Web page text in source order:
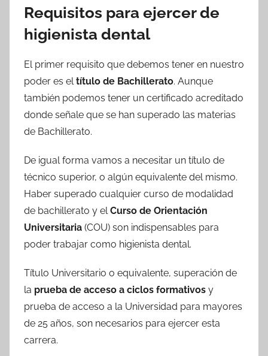
Requisitos para ejercer de
higienista dental
El primer requisito que debemos tener en nuestro
poder es eltítulo de Bachillerato. Aunque
también podemos tener un certificado acreditado
donde señale que se han superado las materias
de Bachillerato.
De igual forma vamos a necesitar un título de
técnico superior, o algún equivalente del mismo.
Haber superado cualquier curso de modalidad
de bachillerato y elCurso de Orientación
Universitaria (COU) son indispensables para
poder trabajar como higienista dental.
Título Universitario o equivalente, superación de
la prueba de acceso a ciclos formativos y
prueba de acceso a la Universidad para mayores
de 25 años, son necesarios para ejercer esta
carrera.